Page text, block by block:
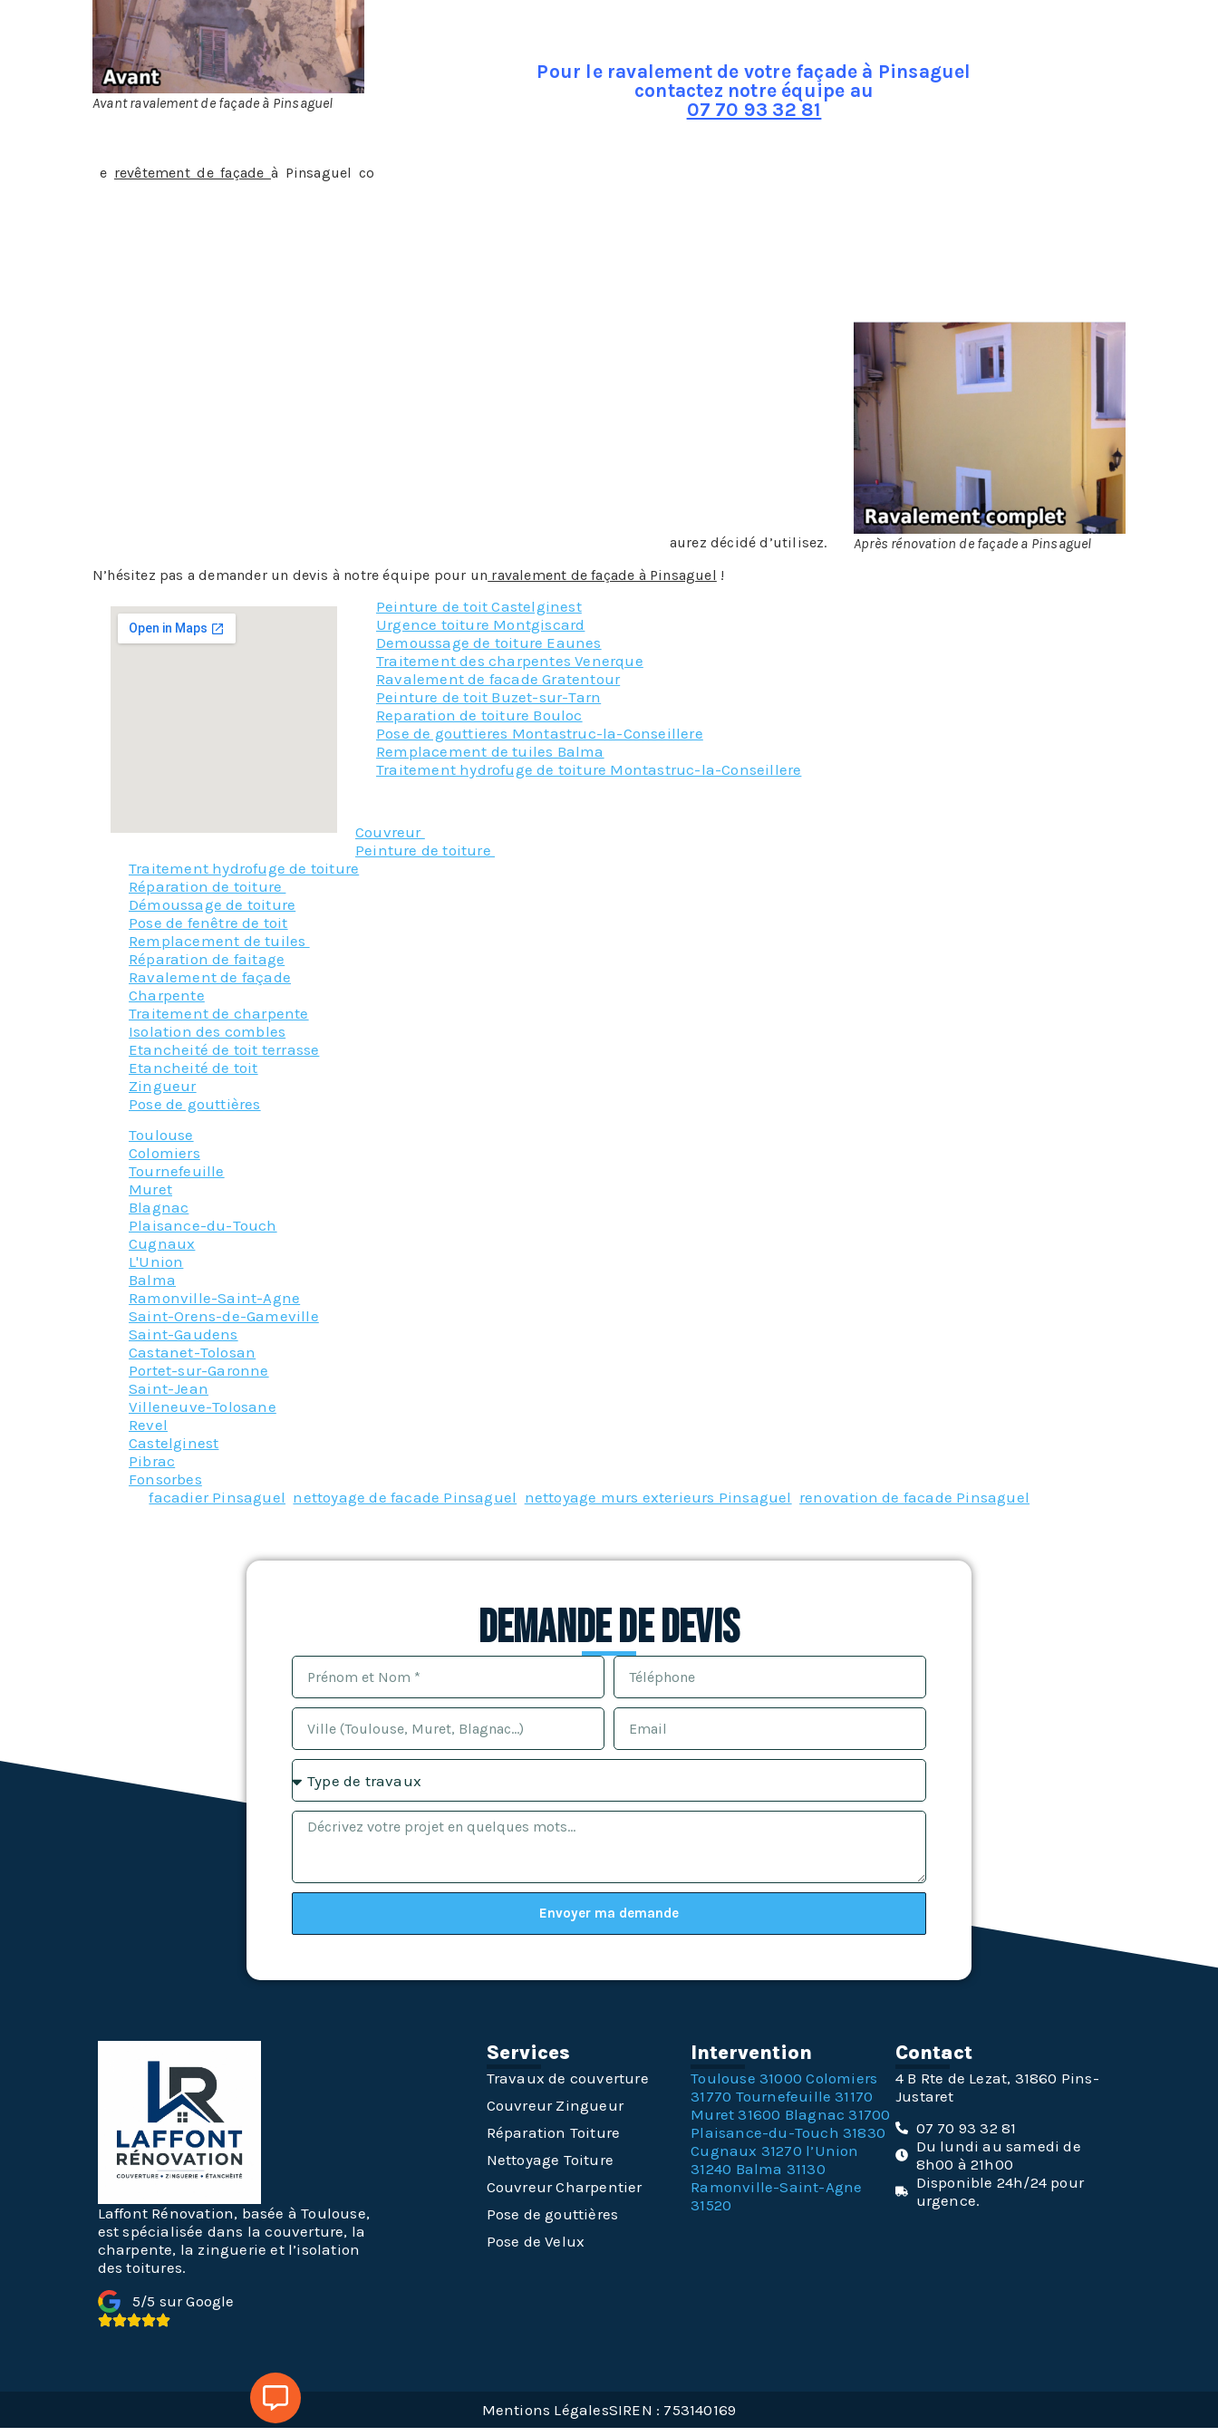
Avant ravalement de façade à Pinsaguel
Pour le ravalement de votre façade à Pinsaguel
contactez notre équipe au
07 70 93 32 81
Le revêtement de façade à Pinsaguel co
Après rénovation de façade a Pinsaguel
aurez décidé d’utilisez.
N’hésitez pas a demander un devis à notre équipe pour un ravalement de façade à Pinsaguel !
Peinture de toit Castelginest
Urgence toiture Montgiscard
Demoussage de toiture Eaunes
Traitement des charpentes Venerque
Ravalement de facade Gratentour
Peinture de toit Buzet-sur-Tarn
Reparation de toiture Bouloc
Pose de gouttieres Montastruc-la-Conseillere
Remplacement de tuiles Balma
Traitement hydrofuge de toiture Montastruc-la-Conseillere
Couvreur
Peinture de toiture
Traitement hydrofuge de toiture
Réparation de toiture
Démoussage de toiture
Pose de fenêtre de toit
Remplacement de tuiles
Réparation de faitage
Ravalement de façade
Charpente
Traitement de charpente
Isolation des combles
Etancheité de toit terrasse
Etancheité de toit
Zingueur
Pose de gouttières
Toulouse
Colomiers
Tournefeuille
Muret
Blagnac
Plaisance-du-Touch
Cugnaux
L'Union
Balma
Ramonville-Saint-Agne
Saint-Orens-de-Gameville
Saint-Gaudens
Castanet-Tolosan
Portet-sur-Garonne
Saint-Jean
Villeneuve-Tolosane
Revel
Castelginest
Pibrac
Fonsorbes
Taggedfacadier Pinsaguel nettoyage de facade Pinsaguel nettoyage murs exterieurs Pinsaguel renovation de facade Pinsaguel
Demande de devis
Envoyer ma demande
Laffont Rénovation, basée à Toulouse,
est spécialisée dans la couverture, la
charpente, la zinguerie et l’isolation
des toitures.
5/5 sur Google
Services
Travaux de couverture
Couvreur Zingueur
Réparation Toiture
Nettoyage Toiture
Couvreur Charpentier
Pose de gouttières
Pose de Velux
Intervention
Toulouse 31000 Colomiers
31770 Tournefeuille 31170
Muret 31600 Blagnac 31700
Plaisance-du-Touch 31830
Cugnaux 31270 l’Union
31240 Balma 31130
Ramonville-Saint-Agne
31520
Contact
4 B Rte de Lezat, 31860 Pins-
Justaret
07 70 93 32 81
Du lundi au samedi de
8h00 à 21h00
Disponible 24h/24 pour
urgence.
Mentions LégalesSIREN : 753140169